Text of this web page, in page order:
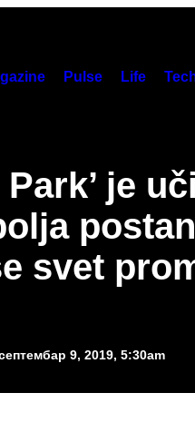
Pulse Life
Park’ je
svet
9, 2019, 5:30am